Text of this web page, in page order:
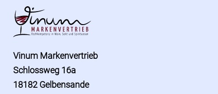
Vinum Markenvertrieb
Schlossweg 16a
18182 Gelbensande